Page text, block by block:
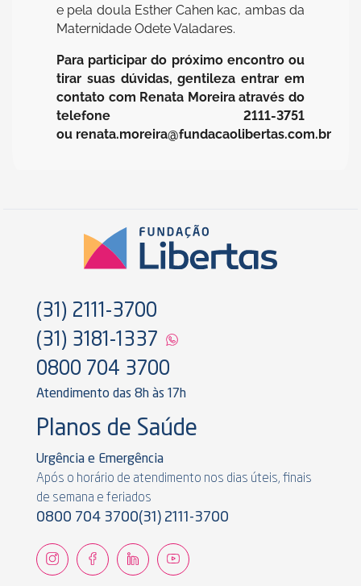
e pela doula Esther Cahen kac, ambas da
Maternidade Odete Valadares.
Para participar do próximo encontro ou
tirar suas dúvidas, gentileza entrar em
contato com Renata Moreira através do
telefone 2111-3751
ou renata.moreira@fundacaolibertas.com.br
(31) 2111-3700
(31) 3181-1337
0800 704 3700
Atendimento das 8h às 17h
Planos de Saúde
Urgência e Emergência
Após o horário de atendimento nos dias úteis, finais
de semana e feriados
0800 704 3700(31) 2111-3700